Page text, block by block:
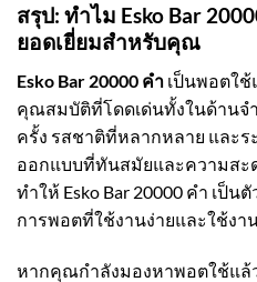
สรุป: ทำไม Esko Bar
ยอดเยี่ยมสำหรับคุณ
Esko Bar 20000 คำ เป็นพอตใ
คุณสมบัติที่โดดเด่นทั้งในด้านจ
ครั้ง รสชาติที่หลากหลาย และร
ออกแบบที่ทันสมัยและความสะ
ทำให้ Esko Bar 20000 คำ เป็
การพอตที่ใช้งานง่ายและใช้งา
หากคุณกำลังมองหาพอตใช้แล้